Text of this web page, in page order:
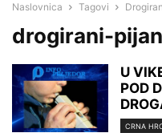
Naslovnica Tagovi
drogirani-
U
POD
CRNA